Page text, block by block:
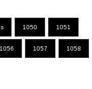
1050 1051
1056 1057 1058